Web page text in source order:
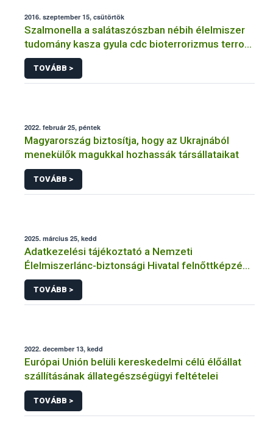
2016. szeptember 15, csütörtök
Szalmonella a salátaszószban nébih élelmiszer
tudomány kasza gyula cdc bioterrorizmus terror
lépfene
TOVÁBB >
2022. február 25, péntek
Magyarország biztosítja, hogy az Ukrajnából
menekülők magukkal hozhassák társállataikat
TOVÁBB >
2025. március 25, kedd
Adatkezelési tájékoztató a Nemzeti
Élelmiszerlánc-biztonsági Hivatal felnőttképzési
tevékenységéhez kapcsolódó adatkezeléséhez
TOVÁBB >
2022. december 13, kedd
Európai Unión belüli kereskedelmi célú élőállat
szállításának állategészségügyi feltételei
TOVÁBB >